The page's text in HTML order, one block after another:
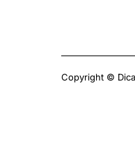
Copyright ©